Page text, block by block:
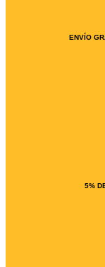
ENVÍO
5%